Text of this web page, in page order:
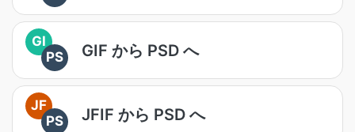
GI
PS
GIF から PSD へ
JF
PS
JFIF から PSD へ